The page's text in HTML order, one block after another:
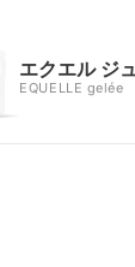
エクエル ジ
EQUELLE gelée